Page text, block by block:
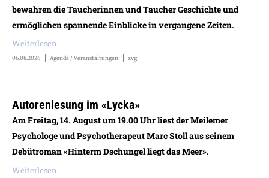
bewahren die Taucherinnen und Taucher Geschichte und
ermöglichen spannende Einblicke in vergangene Zeiten.
Weiterlesen
06.08.2026 Agenda / Veranstaltungen zvg
Autorenlesung im «Lycka»
Am Freitag, 14. August um 19.00 Uhr liest der Meilemer
Psychologe und Psychotherapeut Marc Stoll aus seinem
Debütroman «Hinterm Dschungel liegt das Meer».
Weiterlesen